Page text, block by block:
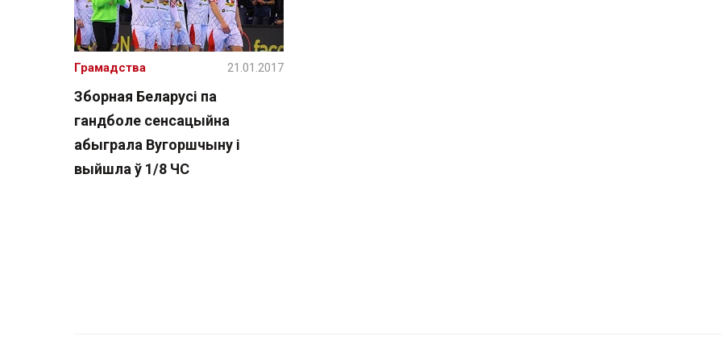
Зборная Беларусі па
гандболе сенсацыйна
абыграла Вугоршчыну і
выйшла ў 1/8 ЧС
Грамадства 21.01.2017